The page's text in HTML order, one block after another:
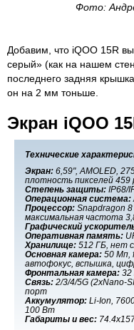
Фото:
Добавим, что iQOO 15R
серый» (как на нашем
последнего задняя
он на 2 мм тоньше.
Экран iQOO
Технические
Экран: 6,59", AMOLED,
плотность пикселей 459
Степень защиты: IP68/
Операционная система:
Процессор: Snapdragon 8
максимальная частота
Графический
Оперативная память:
Хранилище: 512 ГБ, нет
Основная камера: 50 Мп,
автофокус, вспышка,
Фронтальная камера: 32
Связь: 2/3/4/5G (2xNano-
порт
Аккумулятор: Li-Ion,
100 Вт
Габариты и вес: